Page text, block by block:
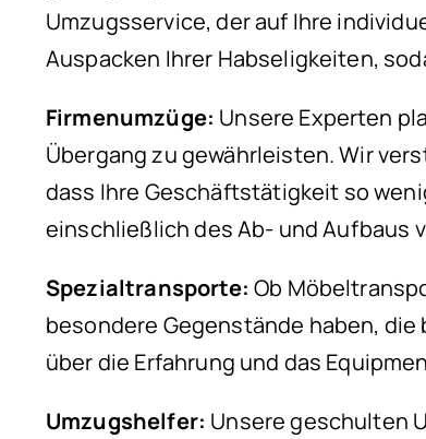
Umzugsservice, der auf Ihre
Auspacken Ihrer Habseligkeiten,
Firmenumzüge: Unsere Experten
Übergang zu gewährleisten. Wir
dass Ihre Geschäftstätigkeit so
einschließlich des Ab- und Aufbaus
Spezialtransporte: Ob
besondere Gegenstände haben,
über die Erfahrung und das
Umzugshelfer: Unsere geschulten